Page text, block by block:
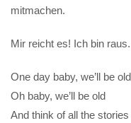
mitmachen.
Mir reicht es! Ich bin raus.
One day baby, we’ll be old
Oh baby, we’ll be old
And think of all the